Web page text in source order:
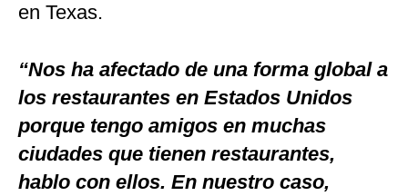
en Texas.
“Nos ha afectado de una forma global a
los restaurantes en Estados Unidos
porque tengo amigos en muchas
ciudades que tienen restaurantes,
hablo con ellos. En nuestro caso,